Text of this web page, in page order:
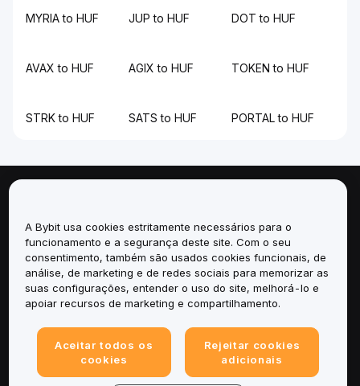
MYRIA to HUF JUP to HUF DOT to HUF
AVAX to HUF AGIX to HUF TOKEN to HUF
STRK to HUF SATS to HUF PORTAL to HUF
Serviços
Suporte
A Bybit usa cookies estritamente necessários para o
funcionamento e a segurança deste site. Com o seu
consentimento, também são usados cookies funcionais, de
análise, de marketing e de redes sociais para memorizar as
suas configurações, entender o uso do site, melhorá-lo e
apoiar recursos de marketing e compartilhamento.
Aceitar todos os
cookies
Rejeitar cookies
adicionais